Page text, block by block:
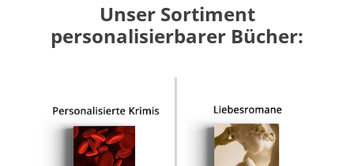
Unser Sortiment
personalisierbarer Bücher: